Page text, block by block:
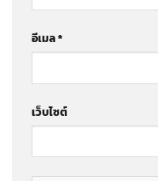
อีเมล*
เว็บไซต์